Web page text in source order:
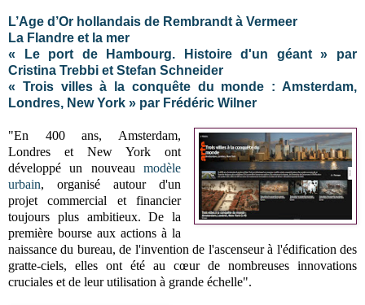
L’Age d’Or hollandais de Rembrandt à Vermeer
La Flandre et la mer
« Le port de Hambourg. Histoire d'un géant » par
Cristina Trebbi et Stefan Schneider
« Trois villes à la conquête du monde : Amsterdam,
Londres, New York » par Frédéric Wilner
"En 400 ans, Amsterdam,
Londres et New York ont
développé un nouveaumodèle
urbain, organisé autour d'un
projet commercial et financier
toujours plus ambitieux. De la
première bourse aux actions à la
naissance du bureau, de l'invention de l'ascenseur à l'édification des
gratte-ciels, elles ont été au cœur de nombreuses innovations
cruciales et de leur utilisation à grande échelle".